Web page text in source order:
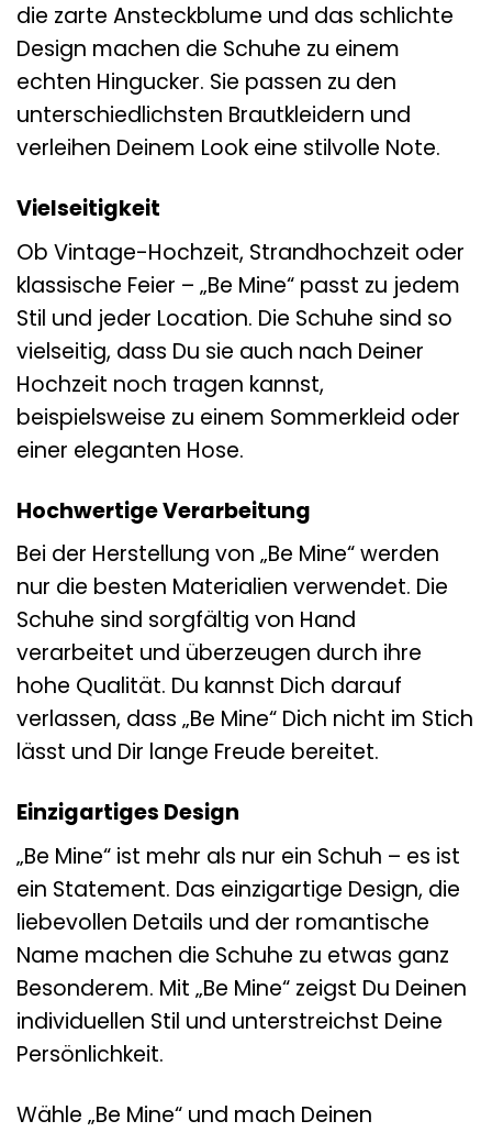
die zarte Ansteckblume und das schlichte
Design machen die Schuhe zu einem
echten Hingucker. Sie passen zu den
unterschiedlichsten Brautkleidern und
verleihen Deinem Look eine stilvolle Note.
Vielseitigkeit
Ob Vintage-Hochzeit, Strandhochzeit oder
klassische Feier – „Be Mine“ passt zu jedem
Stil und jeder Location. Die Schuhe sind so
vielseitig, dass Du sie auch nach Deiner
Hochzeit noch tragen kannst,
beispielsweise zu einem Sommerkleid oder
einer eleganten Hose.
Hochwertige Verarbeitung
Bei der Herstellung von „Be Mine“ werden
nur die besten Materialien verwendet. Die
Schuhe sind sorgfältig von Hand
verarbeitet und überzeugen durch ihre
hohe Qualität. Du kannst Dich darauf
verlassen, dass „Be Mine“ Dich nicht im Stich
lässt und Dir lange Freude bereitet.
Einzigartiges Design
„Be Mine“ ist mehr als nur ein Schuh – es ist
ein Statement. Das einzigartige Design, die
liebevollen Details und der romantische
Name machen die Schuhe zu etwas ganz
Besonderem. Mit „Be Mine“ zeigst Du Deinen
individuellen Stil und unterstreichst Deine
Persönlichkeit.
Wähle „Be Mine“ und mach Deinen